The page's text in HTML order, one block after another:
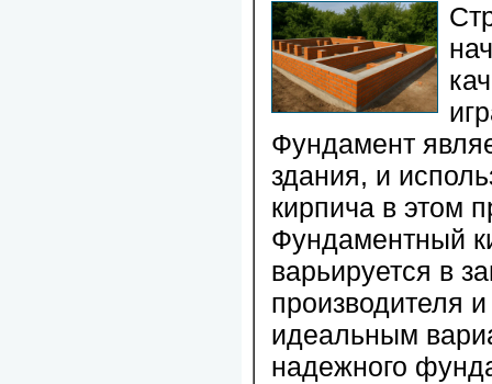
Фундамент
здания, и
кирпича в этом
Фундаментный
варьируется в
производителя
идеальным
надежного